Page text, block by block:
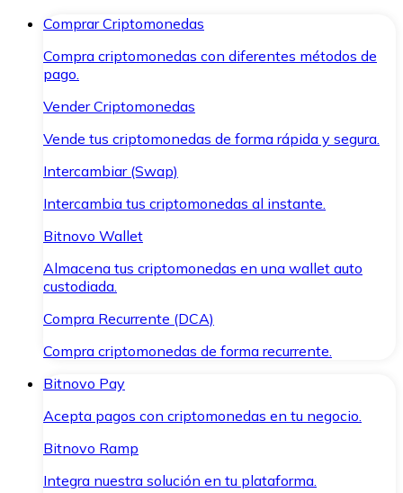
Comprar Criptomonedas
Compra criptomonedas con diferentes métodos de
pago.
Vender Criptomonedas
Vende tus criptomonedas de forma rápida y segura.
Intercambiar (Swap)
Intercambia tus criptomonedas al instante.
Bitnovo Wallet
Almacena tus criptomonedas en una wallet auto
custodiada.
Compra Recurrente (DCA)
Compra criptomonedas de forma recurrente.
Bitnovo Pay
Acepta pagos con criptomonedas en tu negocio.
Bitnovo Ramp
Integra nuestra solución en tu plataforma.